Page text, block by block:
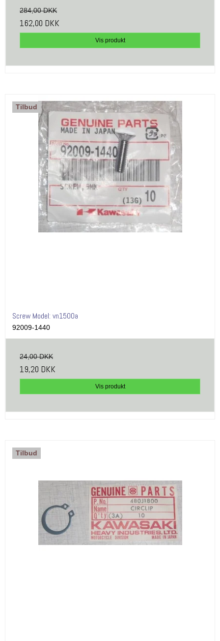
284,00 DKK
162,00 DKK
Vis produkt
Tilbud
Screw Model: vn1500a
92009-1440
24,00 DKK
19,20 DKK
Vis produkt
Tilbud